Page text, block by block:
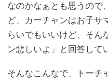
なのかなぁとも思うので
ど、カーチャンはお子サ
らいでもいいけど、そん
ン悲しいよ」と回答して
そんなこんなで、トーチ